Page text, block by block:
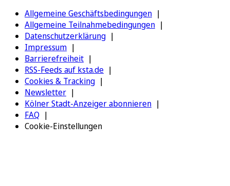
Allgemeine Geschäftsbedingungen
Allgemeine Teilnahmebedingungen
Datenschutzerklärung
Impressum
Barrierefreiheit
RSS-Feeds auf ksta.de
Cookies & Tracking
Newsletter
Kölner Stadt-Anzeiger abonnieren
FAQ
Cookie-Einstellungen